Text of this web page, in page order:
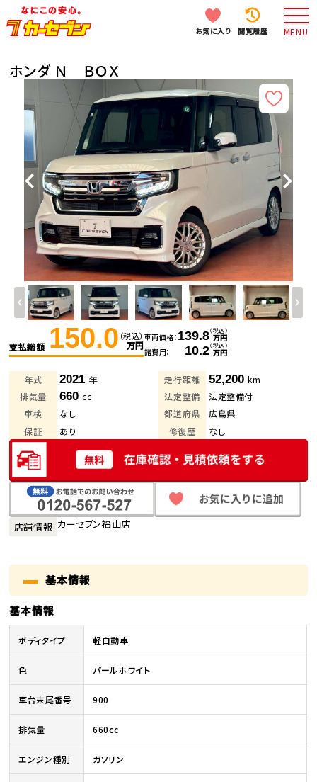
お気に入り 閲覧履歴 MENU
ホンダ Ｎ ＢＯＸ
支払総額 150.0 （税込）
万円
車両価格 139.8（税込）
万円
諸費用
10.2（税込）
万円
年式 2021 年 走行距離 52,200 km
排気量
660cc 法定整備
法定整備付
車検
なし 都道府県
広島県
保証
あり 修復歴 なし
店舗情報 カーセブン福山店
基本情報
基本情報
ボディタイプ 軽自動車
色 パールホワイト
車台末尾番号 900
排気量 660cc
エンジン種別 ガソリン